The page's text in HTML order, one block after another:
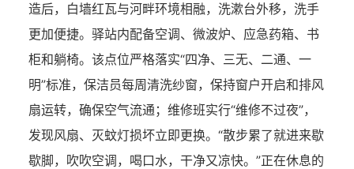
造后，白墙红瓦与河畔环境相融，洗漱台外移，洗手
更加便捷。驿站内配备空调、微波炉、应急药箱、书
柜和躺椅。该点位严格落实“四净、三无、二通、一
明”标准，保洁员每周清洗纱窗，保持窗户开启和排风
扇运转，确保空气流通；维修班实行“维修不过夜”，
发现风扇、灭蚊灯损坏立即更换。“散步累了就进来歇
歇脚，吹吹空调，喝口水，干净又凉快。”正在休息的